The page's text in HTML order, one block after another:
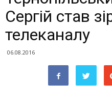
Сергій став
телеканалу
06.08.2016